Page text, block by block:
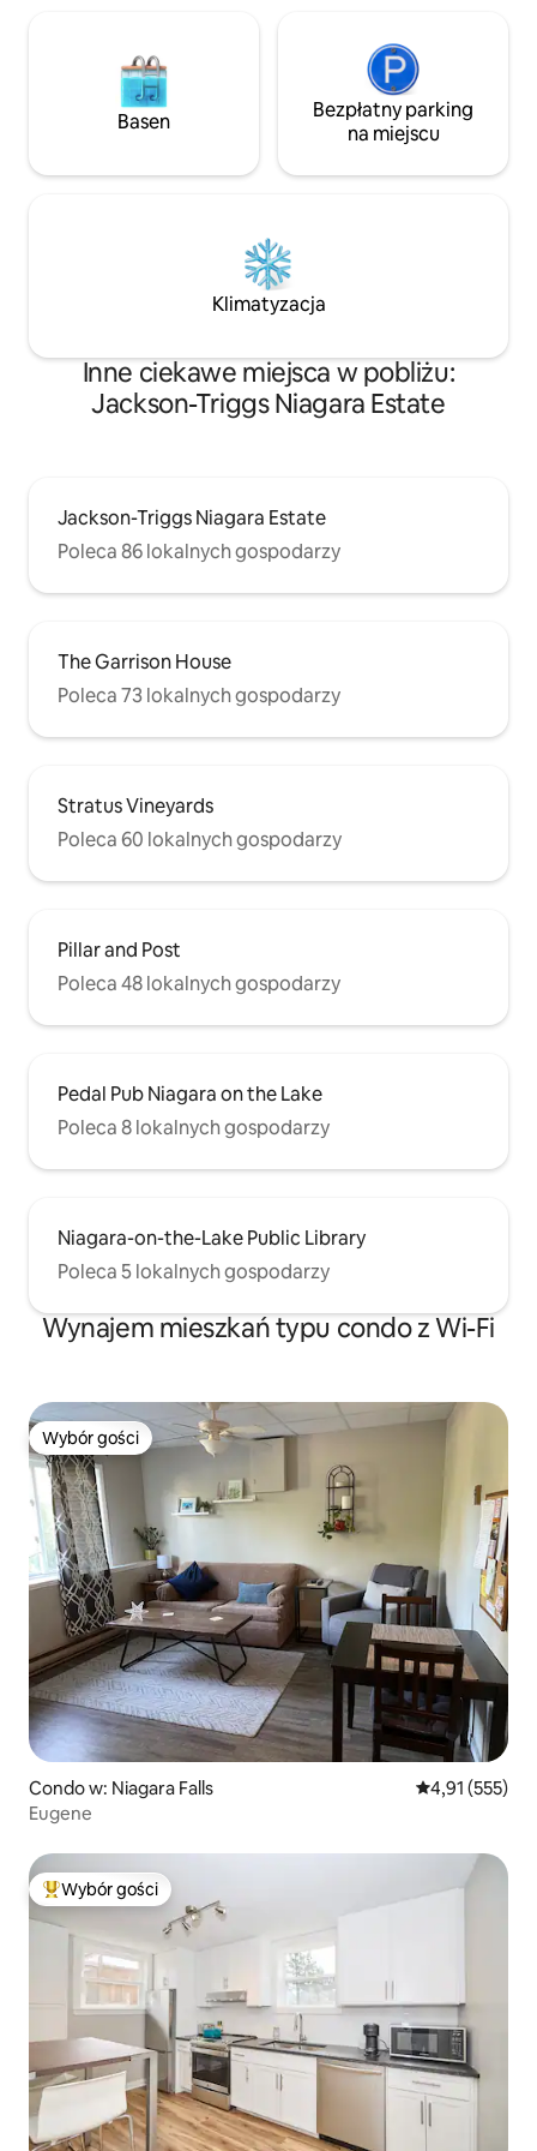
Basen
Bezpłatny parking
na miejscu
Klimatyzacja
Inne ciekawe miejsca w pobliżu:
Jackson-Triggs Niagara Estate
Jackson-Triggs Niagara Estate
Poleca 86 lokalnych gospodarzy
The Garrison House
Poleca 73 lokalnych gospodarzy
Stratus Vineyards
Poleca 60 lokalnych gospodarzy
Pillar and Post
Poleca 48 lokalnych gospodarzy
Pedal Pub Niagara on the Lake
Poleca 8 lokalnych gospodarzy
Niagara-on-the-Lake Public Library
Poleca 5 lokalnych gospodarzy
Wynajem mieszkań typu condo z Wi-Fi
Wybór gości
Wybór gości
Condo w: Niagara Falls Średnia
4,91 (555)
Eugene
Najpopularniejsze z kategorii Wybór gości
Wybór gości